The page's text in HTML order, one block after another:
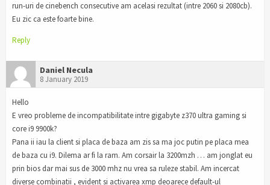
run-uri de cinebench consecutive am acelasi rezultat (intre 2060 si 2080cb).
Eu zic ca este foarte bine.
Reply
Daniel Necula
8 January 2019
Hello
E vreo probleme de incompatibilitate intre gigabyte z370 ultra gaming si
core i9 9900k?
Pana ii iau la client si placa de baza am zis sa ma joc putin pe placa mea
de baza cu i9. Dilema ar fi la ram. Am corsair la 3200mzh … am jonglat eu
prin bios dar mai sus de 3000 mhz nu vrea sa ruleze stabil. Am incercat
diverse combinatii , evident si activarea xmp deoarece default-ul